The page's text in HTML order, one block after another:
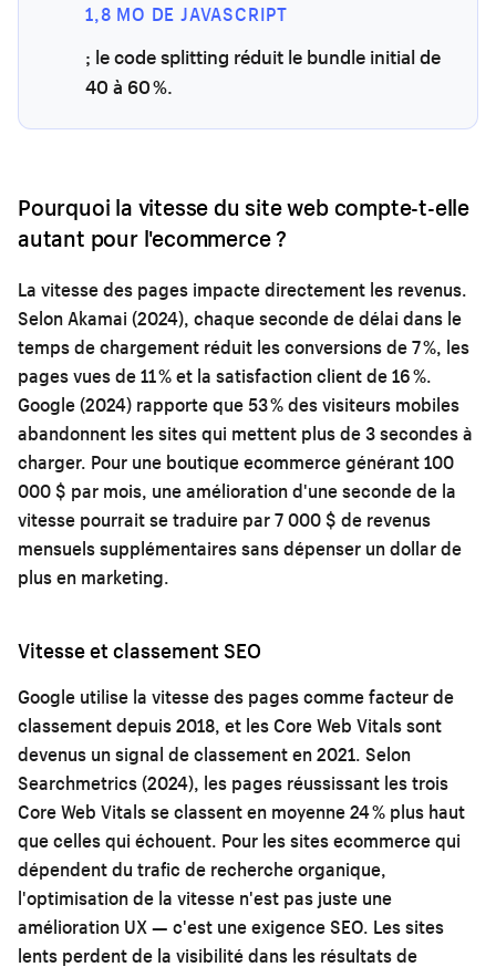
1,8 MO DE JAVASCRIPT
; le code splitting réduit le bundle initial de
40 à 60 %.
Pourquoi la vitesse du site web compte-t-elle
autant pour l'ecommerce ?
La vitesse des pages impacte directement les revenus.
Selon Akamai (2024), chaque seconde de délai dans le
temps de chargement réduit les conversions de 7 %, les
pages vues de 11 % et la satisfaction client de 16 %.
Google (2024) rapporte que 53 % des visiteurs mobiles
abandonnent les sites qui mettent plus de 3 secondes à
charger. Pour une boutique ecommerce générant 100
000 $ par mois, une amélioration d'une seconde de la
vitesse pourrait se traduire par 7 000 $ de revenus
mensuels supplémentaires sans dépenser un dollar de
plus en marketing.
Vitesse et classement SEO
Google utilise la vitesse des pages comme facteur de
classement depuis 2018, et les Core Web Vitals sont
devenus un signal de classement en 2021. Selon
Searchmetrics (2024), les pages réussissant les trois
Core Web Vitals se classent en moyenne 24 % plus haut
que celles qui échouent. Pour les sites ecommerce qui
dépendent du trafic de recherche organique,
l'optimisation de la vitesse n'est pas juste une
amélioration UX — c'est une exigence SEO. Les sites
lents perdent de la visibilité dans les résultats de